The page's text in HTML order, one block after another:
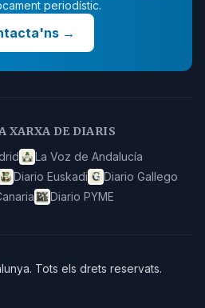
periodístic.
→
XARXA DE DIARIS
La Voz de Andalucía
Diario Euskadi
Diario Gallego
Diario PYME
. Tots els drets reservats.